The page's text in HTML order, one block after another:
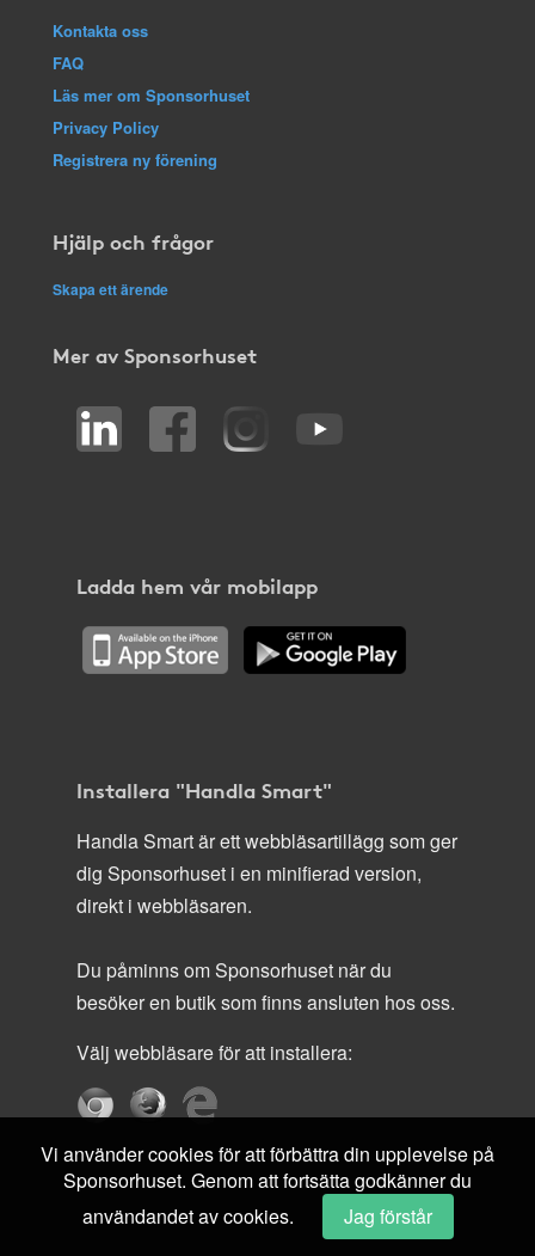
Kontakta oss
FAQ
Läs mer om Sponsorhuset
Privacy Policy
Registrera ny förening
Hjälp och frågor
Skapa ett ärende
Mer av Sponsorhuset
Ladda hem vår mobilapp
Installera "Handla Smart"
Handla Smart är ett webbläsartillägg som ger
dig Sponsorhuset i en minifierad version,
direkt i webbläsaren.
Du påminns om Sponsorhuset när du
besöker en butik som finns ansluten hos oss.
Välj webbläsare för att installera:
Vi använder cookies för att förbättra din upplevelse på
Sponsorhuset. Genom att fortsätta godkänner du
användandet av cookies.
Jag förstår